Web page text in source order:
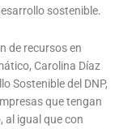
sostenible.
de recursos en
Carolina Díaz
Sostenible del DNP,
que tengan
al igual que con